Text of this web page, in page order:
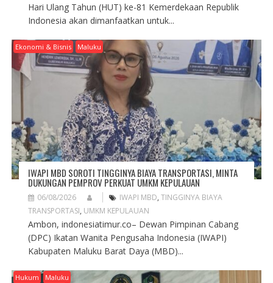
Hari Ulang Tahun (HUT) ke-81 Kemerdekaan Republik
Indonesia akan dimanfaatkan untuk...
Ekonomi & Bisnis Maluku
IWAPI MBD SOROTI TINGGINYA BIAYA TRANSPORTASI, MINTA
DUKUNGAN PEMPROV PERKUAT UMKM KEPULAUAN
06/08/2026 IWAPI MBD, TINGGINYA BIAYA
TRANSPORTASI, UMKM KEPULAUAN
Ambon, indonesiatimur.co– Dewan Pimpinan Cabang
(DPC) Ikatan Wanita Pengusaha Indonesia (IWAPI)
Kabupaten Maluku Barat Daya (MBD)...
Hukum Maluku